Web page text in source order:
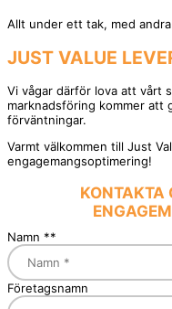
Allt under ett tak, med
JUST VALUE
Vi vågar därför lova att vårt
marknadsföring kommer att
förväntningar.
Varmt välkommen till Just
engagemangsoptimering!
KONTAKTA
Namn **
Företagsnamn